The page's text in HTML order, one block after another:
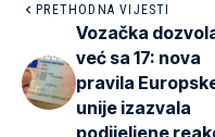
PRETHODNA VIJESTI
Vozačka
već sa 17: nova
pravila
unije izazvala
podijeljene